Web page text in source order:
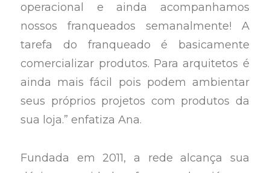
operacional e ainda acompanhamos
nossos franqueados semanalmente! A
tarefa do franqueado é basicamente
comercializar produtos. Para arquitetos é
ainda mais fácil pois podem ambientar
seus próprios projetos com produtos da
sua loja.” enfatiza Ana.
Fundada em 2011, a rede alcança sua